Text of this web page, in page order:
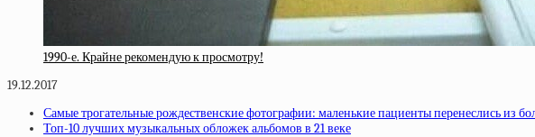
1990-е. Крайне рекомендую к просмотру!
19.12.2017
Самые трогательные рождественские фотографии: маленькие пациенты перенеслись из
Топ-10 лучших музыкальных обложек альбомов в 21 веке